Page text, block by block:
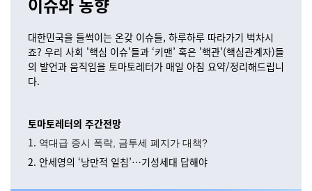
대한민국을 들썩이는 온갖 이슈들, 하루하루 따라가기 벅차시
죠? 우리 사회 '핵심 이슈'들과 ‘키맨’ 혹은 '핵관'(핵심관계자)들
의 발언과 움직임을 토마토레터가 매일 아침 요약/정리해드립니
다.
토마토레터의 주간전망
1. 역대급 증시 폭락, 금투세 폐지가 대책?
2. 안세영의 ‘낭만적 일침’…기성세대 답해야